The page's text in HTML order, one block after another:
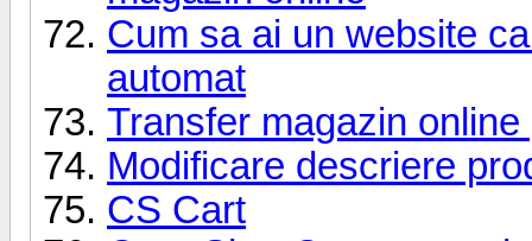
Cum sa ai un website
automat
Transfer magazin
Modificare descriere
CS Cart